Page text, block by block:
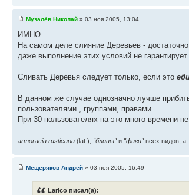
Музалёв Николай » 03 ноя 2005, 13:04
ИМНО.
На самом деле слияние Деревьев -
даже выполнение этих условий не гарантирует
Сливать Деревья следует только, если это
В данном же случае однозначно лучше
пользователями , группами, правами.
При 30 пользователях на это много времени не
armoracia rusticana (lat.), "блины"и "фиги"всех видов, а
Мещеряков Андрей » 03 ноя 2005, 16:49
Larico писал(а):